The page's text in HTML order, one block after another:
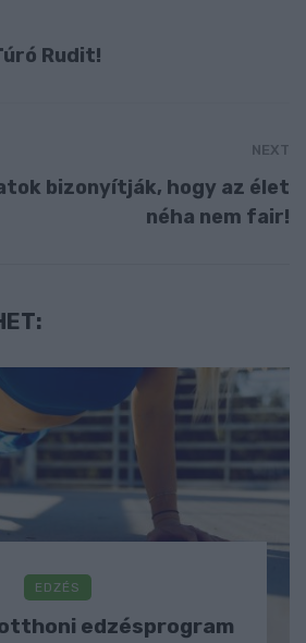
Rudit!
NEXT
bizonyítják, hogy az élet
néha nem fair!
EDZÉS
edzésprogram